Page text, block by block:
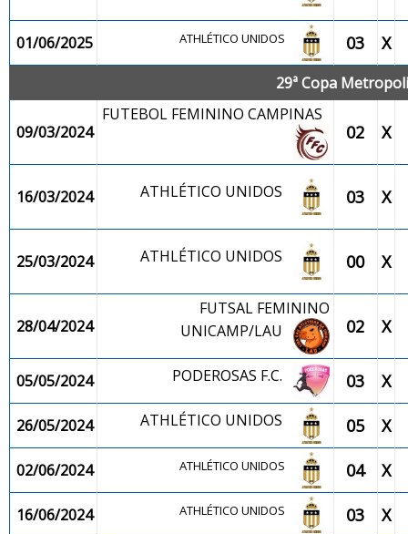
01/06/2025 ATHLÉTICO UNIDOS 03 X
29ª Copa
09/03/2024
FUTEBOL FEMININO CAMPINAS
02 X
16/03/2024 ATHLÉTICO UNIDOS 03 X
25/03/2024 ATHLÉTICO UNIDOS 00 X
28/04/2024
FUTSAL FEMININO
UNICAMP/LAU
02 X
05/05/2024 PODEROSAS F.C. 03 X
26/05/2024 ATHLÉTICO UNIDOS 05 X
02/06/2024 ATHLÉTICO UNIDOS 04 X
16/06/2024 ATHLÉTICO UNIDOS 03 X